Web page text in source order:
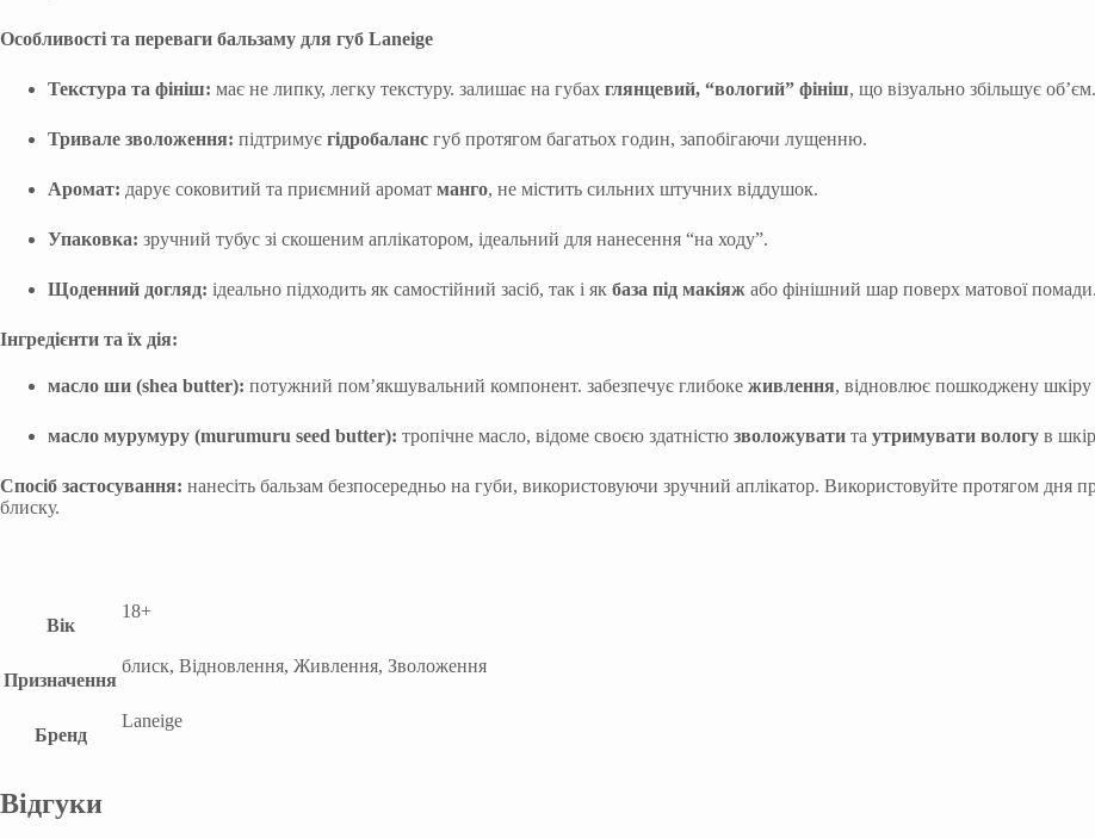
Особливості та переваги бальзаму для губ Laneige
Текстура та фініш: має не липку, легку текстуру. залишає на губах глянцевий, “вологий” фініш, що візуально збільшує об’єм.
Тривале зволоження: підтримує гідробаланс губ протягом багатьох годин, запобігаючи лущенню.
Аромат: дарує соковитий та приємний аромат манго, не містить сильних штучних віддушок.
Упаковка: зручний тубус зі скошеним аплікатором, ідеальний для нанесення “на ходу”.
Щоденний догляд: ідеально підходить як самостійний засіб, так і як база під макіяж або фінішний шар поверх матової помади.
Інгредієнти та їх дія:
масло ши (shea butter): потужний пом’якшувальний компонент. забезпечує глибоке живлення, відновлює пошкоджену шкіру
масло мурумуру (murumuru seed butter): тропічне масло, відоме своєю здатністю зволожувати та утримувати вологу в
Спосіб застосування: нанесіть бальзам безпосередньо на губи, використовуючи зручний аплікатор. Використовуйте протягом дня
блиску.
Вік
18+
Призначення
блиск, Відновлення, Живлення, Зволоження
Бренд
Laneige
Відгуки